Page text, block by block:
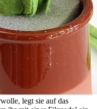
legt sie auf das